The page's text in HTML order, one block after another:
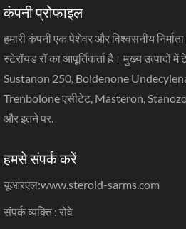
कंपनी प्रोफाइल
हमारी कंपनी एक पेशेवर और विश्वसनीय
स्टेरॉयड रॉ का आपूर्तिकर्ता है। मुख्य उत्पादों
Sustanon 250, Boldenone
Trenbolone एसीटेट, Masteron,
और इतने पर.
हमसे संपर्क करें
यूआरएल:www.steroid-sarms.com
संपर्क व्यक्ति : रोवे